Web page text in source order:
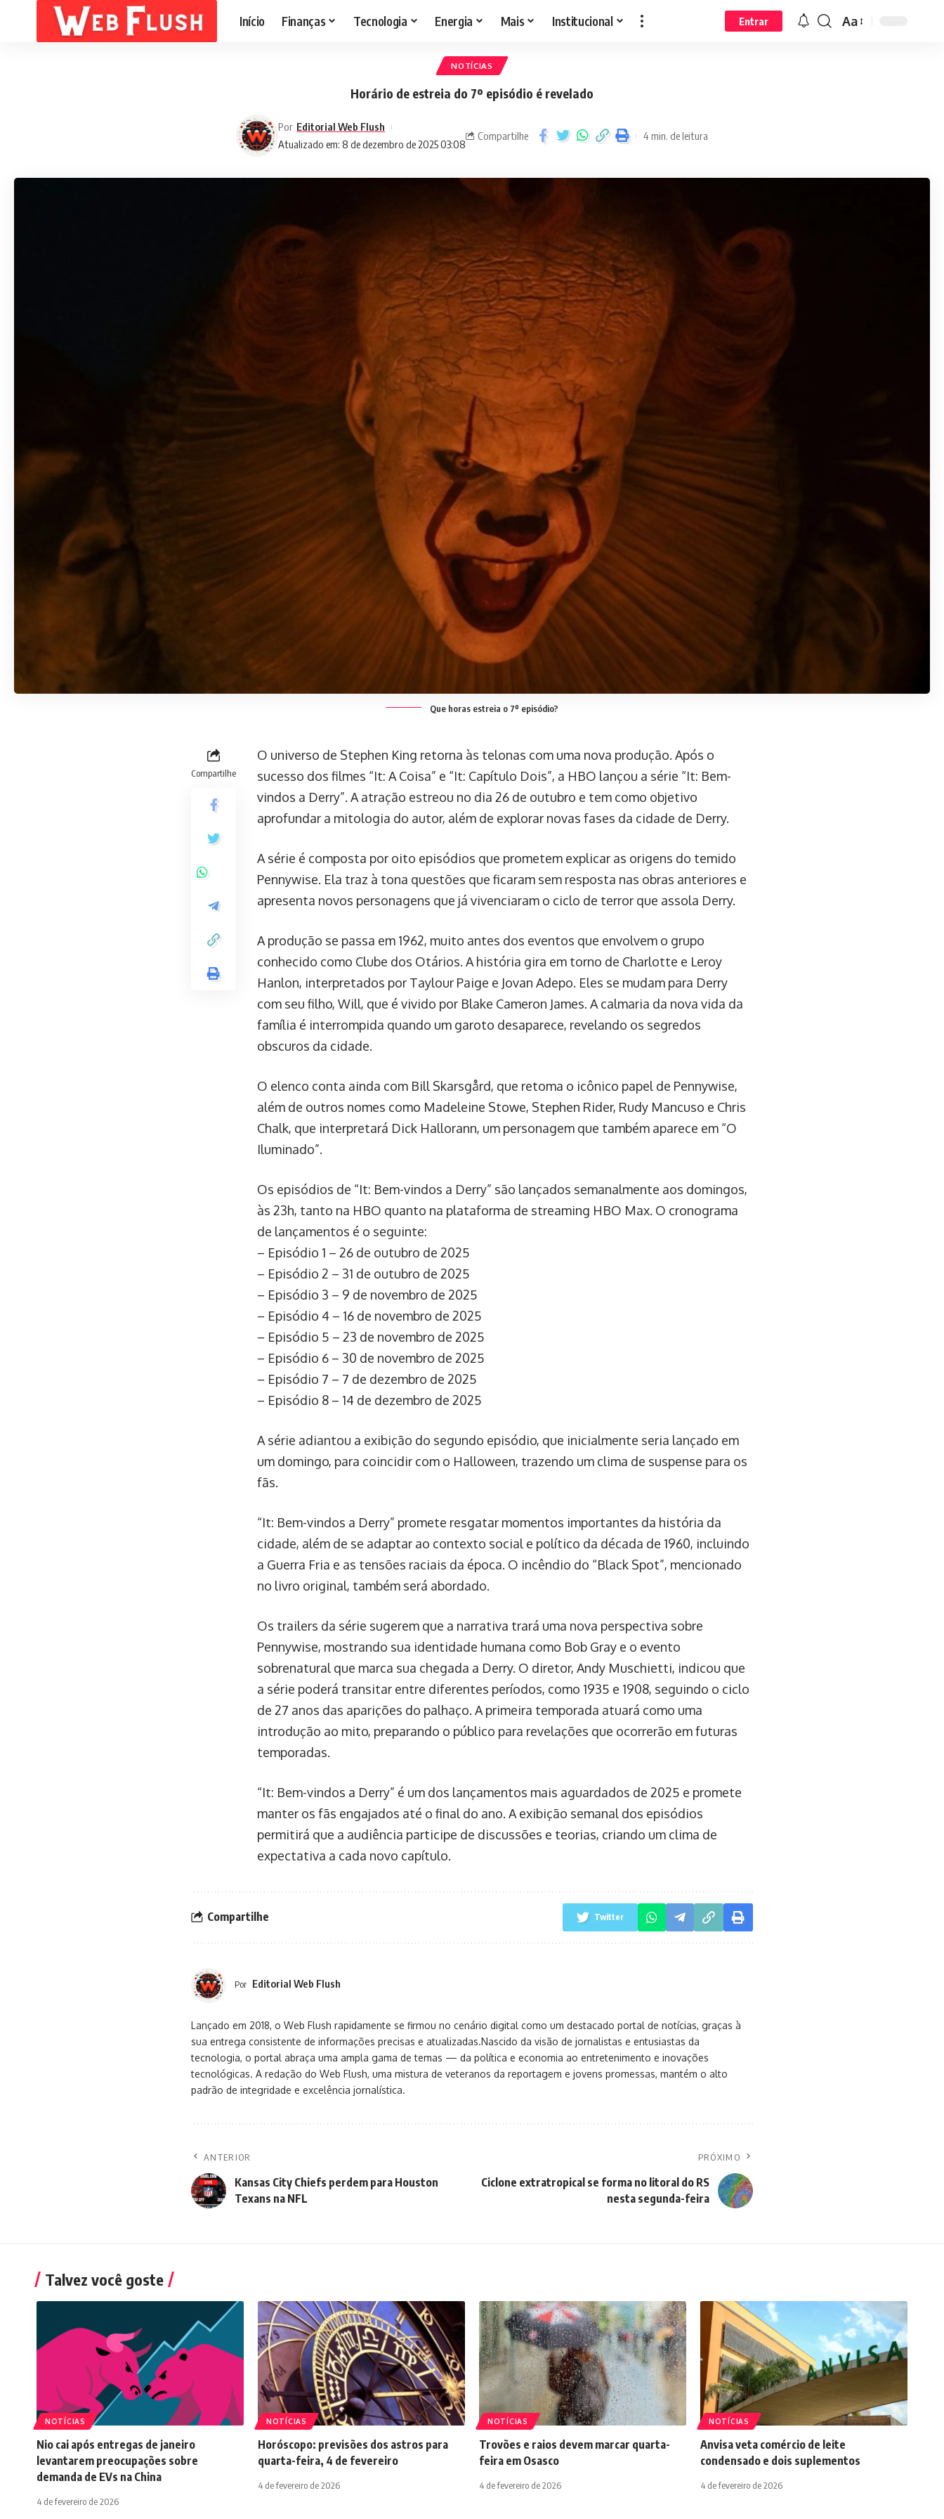
Início Finanças Tecnologia Energia Mais Institucional Entrar Aa
NOTÍCIAS
Horário de estreia do 7º episódio é revelado
Atualizado em: 8 de dezembro de 2025 03:08
Por Editorial Web Flush
Compartilhe 4 min. de leitura
Que horas estreia o 7º episódio?
Compartilhe
O universo de Stephen King retorna às telonas com uma nova produção. Após o
sucesso dos filmes “It: A Coisa” e “It: Capítulo Dois”, a HBO lançou a série “It: Bem-
vindos a Derry”. A atração estreou no dia 26 de outubro e tem como objetivo
aprofundar a mitologia do autor, além de explorar novas fases da cidade de Derry.
A série é composta por oito episódios que prometem explicar as origens do temido
Pennywise. Ela traz à tona questões que ficaram sem resposta nas obras anteriores e
apresenta novos personagens que já vivenciaram o ciclo de terror que assola Derry.
A produção se passa em 1962, muito antes dos eventos que envolvem o grupo
conhecido como Clube dos Otários. A história gira em torno de Charlotte e Leroy
Hanlon, interpretados por Taylour Paige e Jovan Adepo. Eles se mudam para Derry
com seu filho, Will, que é vivido por Blake Cameron James. A calmaria da nova vida da
família é interrompida quando um garoto desaparece, revelando os segredos
obscuros da cidade.
O elenco conta ainda com Bill Skarsgård, que retoma o icônico papel de Pennywise,
além de outros nomes como Madeleine Stowe, Stephen Rider, Rudy Mancuso e Chris
Chalk, que interpretará Dick Hallorann, um personagem que também aparece em “O
Iluminado”.
Os episódios de “It: Bem-vindos a Derry” são lançados semanalmente aos domingos,
às 23h, tanto na HBO quanto na plataforma de streaming HBO Max. O cronograma
de lançamentos é o seguinte:
– Episódio 1 – 26 de outubro de 2025
– Episódio 2 – 31 de outubro de 2025
– Episódio 3 – 9 de novembro de 2025
– Episódio 4 – 16 de novembro de 2025
– Episódio 5 – 23 de novembro de 2025
– Episódio 6 – 30 de novembro de 2025
– Episódio 7 – 7 de dezembro de 2025
– Episódio 8 – 14 de dezembro de 2025
A série adiantou a exibição do segundo episódio, que inicialmente seria lançado em
um domingo, para coincidir com o Halloween, trazendo um clima de suspense para os
fãs.
“It: Bem-vindos a Derry” promete resgatar momentos importantes da história da
cidade, além de se adaptar ao contexto social e político da década de 1960, incluindo
a Guerra Fria e as tensões raciais da época. O incêndio do “Black Spot”, mencionado
no livro original, também será abordado.
Os trailers da série sugerem que a narrativa trará uma nova perspectiva sobre
Pennywise, mostrando sua identidade humana como Bob Gray e o evento
sobrenatural que marca sua chegada a Derry. O diretor, Andy Muschietti, indicou que
a série poderá transitar entre diferentes períodos, como 1935 e 1908, seguindo o ciclo
de 27 anos das aparições do palhaço. A primeira temporada atuará como uma
introdução ao mito, preparando o público para revelações que ocorrerão em futuras
temporadas.
“It: Bem-vindos a Derry” é um dos lançamentos mais aguardados de 2025 e promete
manter os fãs engajados até o final do ano. A exibição semanal dos episódios
permitirá que a audiência participe de discussões e teorias, criando um clima de
expectativa a cada novo capítulo.
Compartilhe Twitter
Por Editorial Web Flush
Lançado em 2018, o Web Flush rapidamente se firmou no cenário digital como um destacado portal de notícias, graças à
sua entrega consistente de informações precisas e atualizadas.Nascido da visão de jornalistas e entusiastas da
tecnologia, o portal abraça uma ampla gama de temas — da política e economia ao entretenimento e inovações
tecnológicas. A redação do Web Flush, uma mistura de veteranos da reportagem e jovens promessas, mantém o alto
padrão de integridade e excelência jornalística.
ANTERIOR
Kansas City Chiefs perdem para Houston
Texans na NFL
PRÓXIMO
Ciclone extratropical se forma no litoral do RS
nesta segunda-feira
Talvez você goste
NOTÍCIAS
Nio cai após entregas de janeiro
levantarem preocupações sobre
demanda de EVs na China
4 de fevereiro de 2026
NOTÍCIAS
Horóscopo: previsões dos astros para
quarta-feira, 4 de fevereiro
4 de fevereiro de 2026
NOTÍCIAS
Trovões e raios devem marcar quarta-
feira em Osasco
4 de fevereiro de 2026
NOTÍCIAS
Anvisa veta comércio de leite
condensado e dois suplementos
4 de fevereiro de 2026